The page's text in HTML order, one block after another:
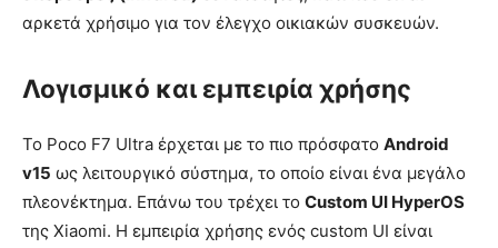
αρκετά χρήσιμο για τον έλεγχο οικιακών συσκευών.
Λογισμικό και εμπειρία χρήσης
Το Poco F7 Ultra έρχεται με το πιο πρόσφατο Android
v15 ως λειτουργικό σύστημα, το οποίο είναι ένα μεγάλο
πλεονέκτημα. Επάνω του τρέχει το Custom UI HyperOS
της Xiaomi. Η εμπειρία χρήσης ενός custom UI είναι